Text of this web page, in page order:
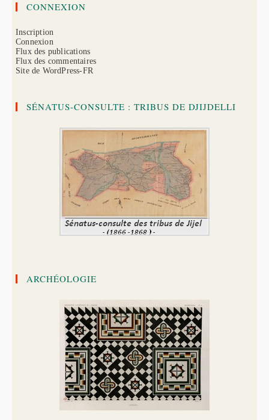
CONNEXION
Inscription
Connexion
Flux des publications
Flux des commentaires
Site de WordPress-FR
SÉNATUS-CONSULTE : TRIBUS DE DJIJDELLI
ARCHÉOLOGIE